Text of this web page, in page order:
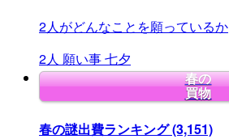
2人がどんなことを願っているか
2人 願い事七夕
春の
買物
春の謎出費ランキング(3,151)